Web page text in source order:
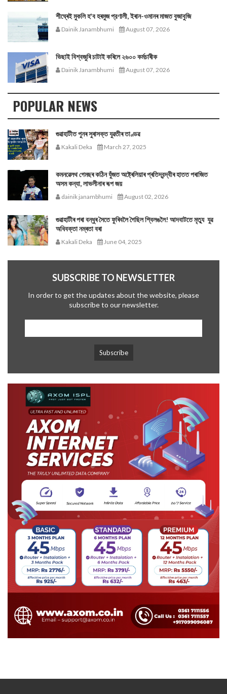
শীঘ্ৰেই মুকলি হ'ব হৰমুজ প্রণালী, ইৰান-ওমানৰ মাজত বুজাবুজি
Dainik Janambhumi August 07, 2026
ভিছাই বিশ্বজুৰি চাটাই কৰিলে ২৬০০ কৰ্মচাৰীক
Dainik Janambhumi August 07, 2026
POPULAR NEWS
গুৱাহাটীত পুনৰ সুৰাসক্ত যুৱতীৰ তাণ্ডৱ
Kakali Deka March 27, 2025
কমনৱেলথ গেমছৰ কঠিন যুঁজত অষ্ট্ৰেলিয়াৰ প্ৰতিদ্বন্দ্বীৰ হাতত পৰাজিত
অসম কন্যা, লাভলীনাৰ ৰূপ জয়
dainik janambhumi August 02, 2026
গুৱাহাটীৰ পৰা বন্ধুৰ সৈতে ফুৰিবলৈ গৈছিল শ্বিলঙলৈ! আদবাটতে মৃত্যু যুৱ
অধিবক্তা নম্ৰতা বৰা
Kakali Deka June 04, 2025
SUBSCRIBE TO NEWSLETTER
In order to get the updates about the website, please
subscribe to our newsletter.